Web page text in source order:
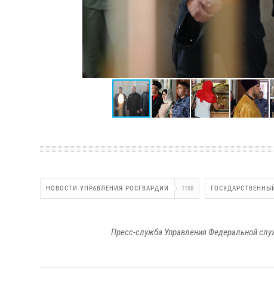
НОВОСТИ УПРАВЛЕНИЯ РОСГВАРДИИ 1188
Пресс-служба Управления Федеральной